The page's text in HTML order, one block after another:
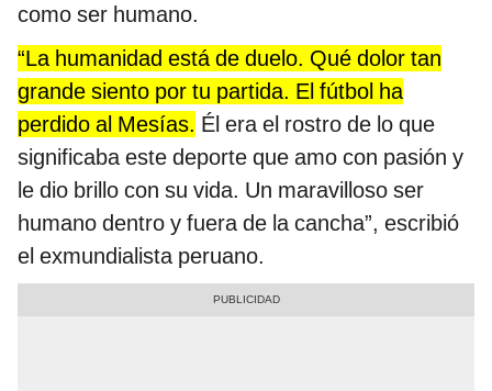
como ser humano.
“La humanidad está de duelo. Qué dolor tan
grande siento por tu partida. El fútbol ha
perdido al Mesías. Él era el rostro de lo que
significaba este deporte que amo con pasión y
le dio brillo con su vida. Un maravilloso ser
humano dentro y fuera de la cancha”, escribió
el exmundialista peruano.